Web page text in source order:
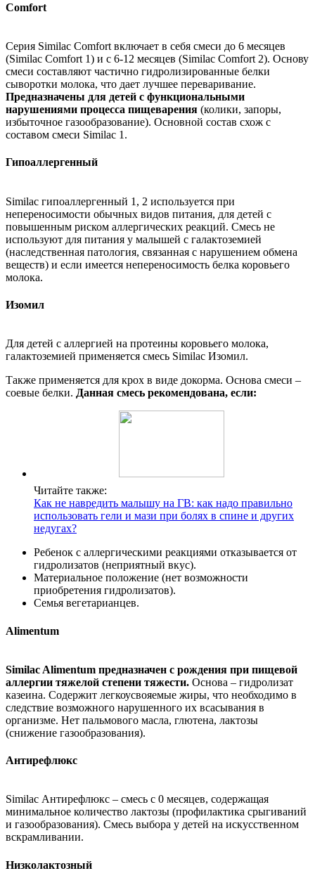
Comfort
Серия Similac Comfort включает в себя смеси до 6 месяцев
(Similac Comfort 1) и с 6-12 месяцев (Similac Comfort 2). Основу
смеси составляют частично гидролизированные белки
сыворотки молока, что дает лучшее переваривание.
Предназначены для детей с функциональными
нарушениями процесса пищеварения (колики, запоры,
избыточное газообразование). Основной состав схож с
составом смеси Similac 1.
Гипоаллергенный
Similac гипоаллергенный 1, 2 используется при
непереносимости обычных видов питания, для детей с
повышенным риском аллергических реакций. Смесь не
используют для питания у малышей с галактоземией
(наследственная патология, связанная с нарушением обмена
веществ) и если имеется непереносимость белка коровьего
молока.
Изомил
Для детей с аллергией на протеины коровьего молока,
галактоземией применяется смесь Similac Изомил.
Также применяется для крох в виде докорма. Основа смеси –
соевые белки. Данная смесь рекомендована, если:
Читайте также:
Как не навредить малышу на ГВ: как надо правильно
использовать гели и мази при болях в спине и других
недугах?
Ребенок с аллергическими реакциями отказывается от
гидролизатов (неприятный вкус).
Материальное положение (нет возможности
приобретения гидролизатов).
Семья вегетарианцев.
Alimentum
Similac Alimentum предназначен с рождения при пищевой
аллергии тяжелой степени тяжести. Основа – гидролизат
казеина. Содержит легкоусвояемые жиры, что необходимо в
следствие возможного нарушенного их всасывания в
организме. Нет пальмового масла, глютена, лактозы
(снижение газообразования).
Антирефлюкс
Similac Антирефлюкс – смесь с 0 месяцев, содержащая
минимальное количество лактозы (профилактика срыгиваний
и газообразования). Смесь выбора у детей на искусственном
вскрамливании.
Низколактозный